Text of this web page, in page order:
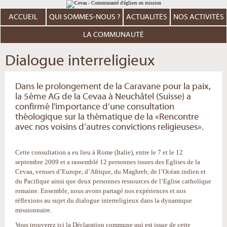
au
contenu.
Aller
personnels
ACCUEIL QUI SOMMES-NOUS ? ACTUALITÉS NOS ACTIVITÉS
LA COMMUNAUTÉ
Dialogue interreligieux
Dans le prolongement de la Caravane pour la paix,
la 5ème AG de la Cevaa à Neuchâtel (Suisse) a
confirmé l'importance d’une consultation
théologique sur la thématique de la «Rencontre
avec nos voisins d’autres convictions religieuses».
Cette consultation a eu lieu à Rome (Italie), entre le 7 et le 12
septembre 2009 et a rassemblé 12 personnes issues des Eglises de la
Cevaa, venues d’Europe, d’Afrique, du Maghreb, de l’Océan indien et
du Pacifique ainsi que deux personnes ressources de l’Eglise catholique
romaine. Ensemble, nous avons partagé nos expériences et nos
réflexions au sujet du dialogue interreligieux dans la dynamique
missionnaire.
Vous trouverez ici la Déclaration commune qui est issue de cette